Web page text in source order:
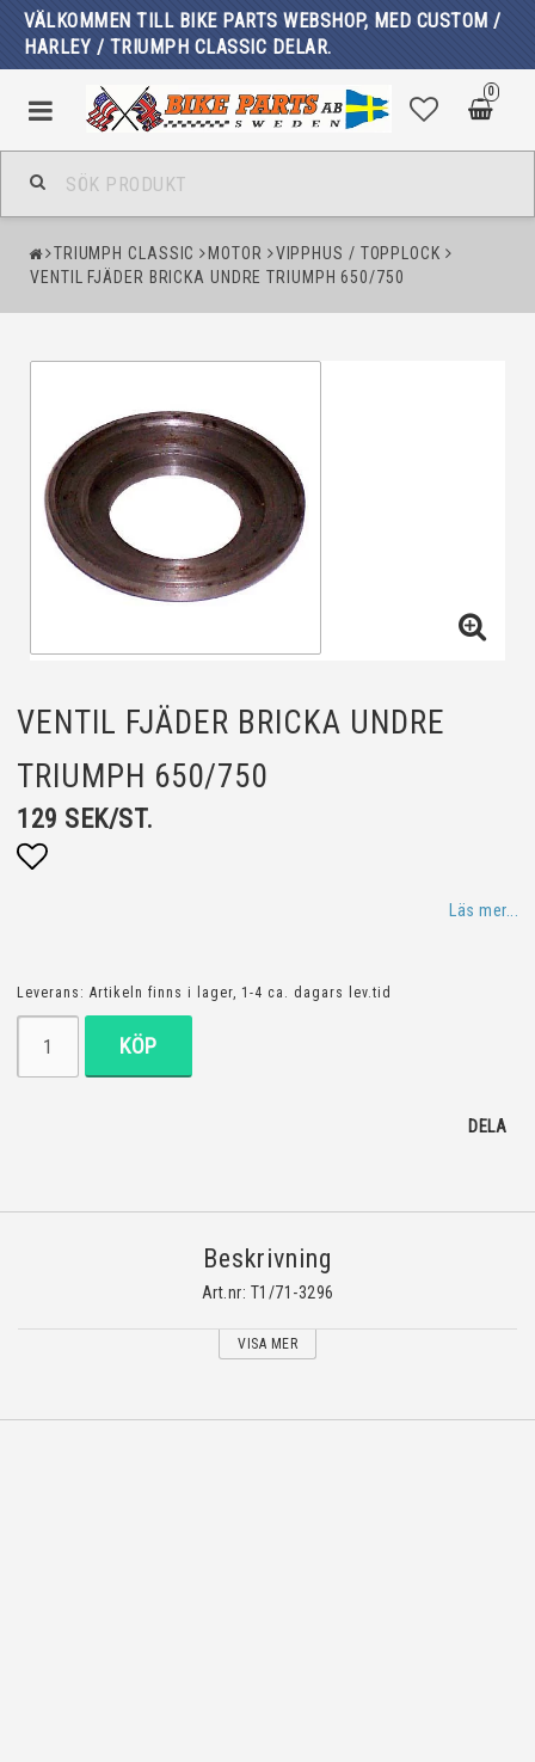
VÄLKOMMEN TILL BIKE PARTS WEBSHOP, MED CUSTOM /
HARLEY / TRIUMPH CLASSIC DELAR.
0
TRIUMPH CLASSIC MOTOR
VIPPHUS / TOPPLOCK
VENTIL FJÄDER BRICKA UNDRE TRIUMPH 650/750
VENTIL FJÄDER BRICKA UNDRE
TRIUMPH 650/750
129 SEK/ST.
Läs mer...
Leverans: Artikeln finns i lager, 1-4 ca. dagars lev.tid
KÖP
DELA
Beskrivning
Art.nr: T1/71-3296
VISA MER